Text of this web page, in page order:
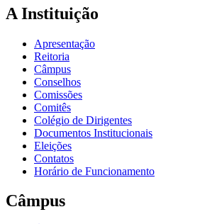
A Instituição
Apresentação
Reitoria
Câmpus
Conselhos
Comissões
Comitês
Colégio de Dirigentes
Documentos Institucionais
Eleições
Contatos
Horário de Funcionamento
Câmpus